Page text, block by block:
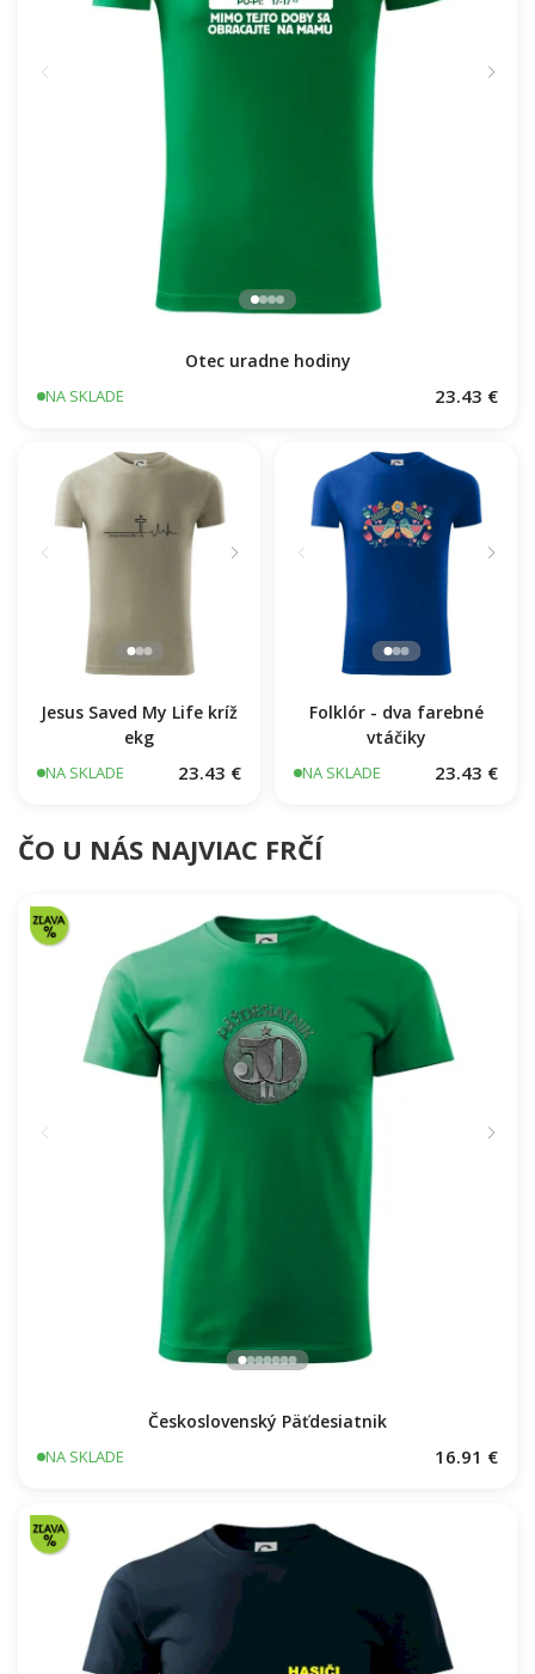
Otec uradne hodiny
NA SKLADE 23.43 €
Jesus Saved My Life kríž
ekg
NA SKLADE 23.43 €
Folklór - dva farebné
vtáčiky
NA SKLADE 23.43 €
ČO U NÁS NAJVIAC FRČÍ
Československý Päťdesiatnik
NA SKLADE 16.91 €